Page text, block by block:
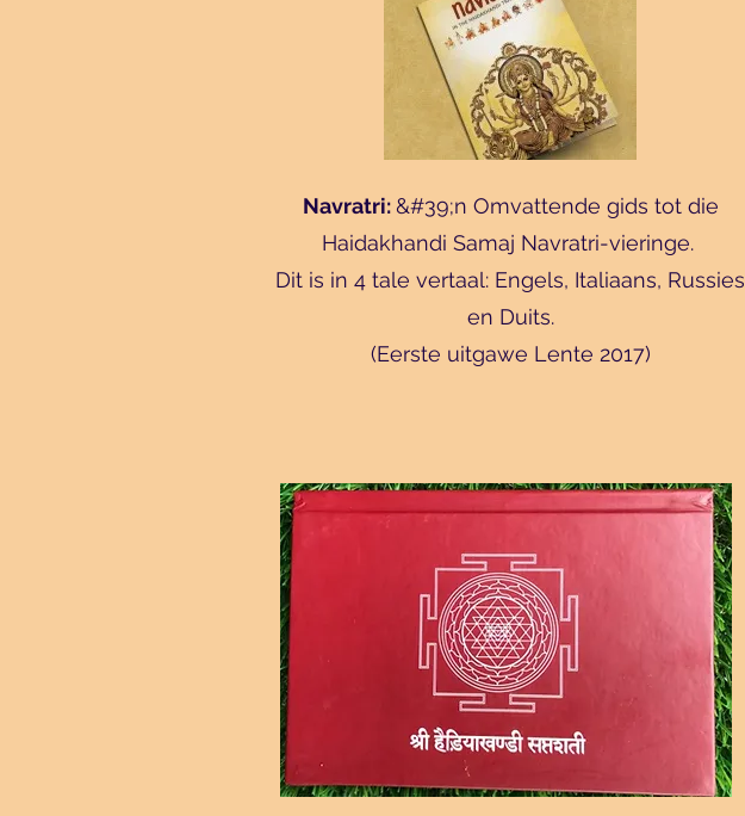
Navratri: &#39;n Omvattende gids tot die
Haidakhandi Samaj Navratri-vieringe.
Dit is in 4 tale vertaal: Engels, Italiaans, Russies
en Duits.
(Eerste uitgawe Lente 2017)